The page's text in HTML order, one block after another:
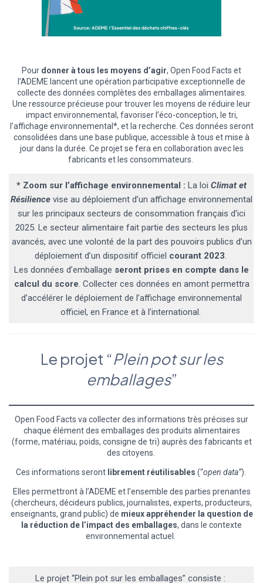
Pour donner à tous les moyens d’agir, Open Food Facts et
l’ADEME lancent une opération participative exceptionnelle de
collecte des données complètes des emballages alimentaires.
Une ressource précieuse pour trouver les moyens de réduire leur
impact environnemental, favoriser l’éco-conception, le tri,
l’affichage environnemental*, et la recherche. Ces données seront
consolidées dans une base publique, accessible à tous et mise à
jour dans la durée. Ce projet se fera en collaboration avec les
fabricants et les consommateurs.
* Zoom sur l’affichage environnemental : La loi Climat et
Résilience vise au déploiement d’un affichage environnemental
sur les principaux secteurs de consommation français d’ici
2025. Le secteur alimentaire fait partie des secteurs les plus
avancés, avec une volonté de la part des pouvoirs publics d’un
déploiement d’un dispositif officiel courant 2023.
Les données d’emballage seront prises en compte dans le
calcul du score. Collecter ces données en amont permettra
d’accélérer le déploiement de l’affichage environnemental
officiel, en France et à l’international.
Le projet “Plein pot sur les
emballages”
Open Food Facts va collecter des informations très précises sur
chaque élément des emballages des produits alimentaires
(forme, matériau, poids, consigne de tri) auprès des fabricants et
des citoyens.
Ces informations seront librement réutilisables (“open data”).
Elles permettront à l’ADEME et l’ensemble des parties prenantes
(chercheurs, décideurs publics, journalistes, experts, producteurs,
enseignants, grand public) de mieux appréhender la question de
la réduction de l’impact des emballages, dans le contexte
environnemental actuel.
Le projet “Plein pot sur les emballages” consiste :